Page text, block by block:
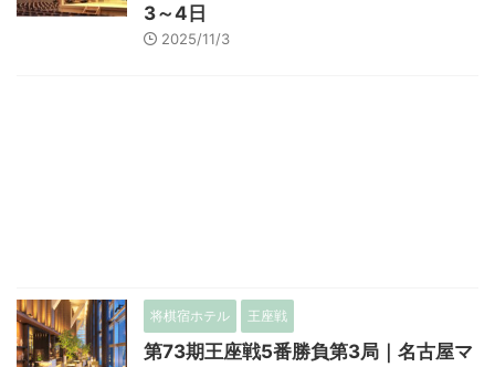
3～4日
2025/11/3
将棋宿ホテル 王座戦
第73期王座戦5番勝負第3局｜名古屋マ